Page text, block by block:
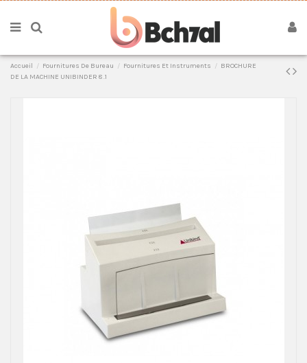
Accueil Fournitures De Bureau Fournitures Et Instruments
BROCHURE
DE LA MACHINE UNIBINDER 8 .1